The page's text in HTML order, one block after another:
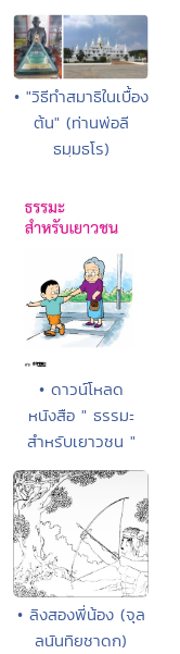
• "วิธีทำสมาธิในเบื้อง
ต้น" (ท่านพ่อลี
ธมฺมธโร)
• ดาวน์โหลด
หนังสือ " ธรรมะ
สำหรับเยาวชน "
• ลิงสองพี่น้อง (จุล
ลนันทิยชาดก)